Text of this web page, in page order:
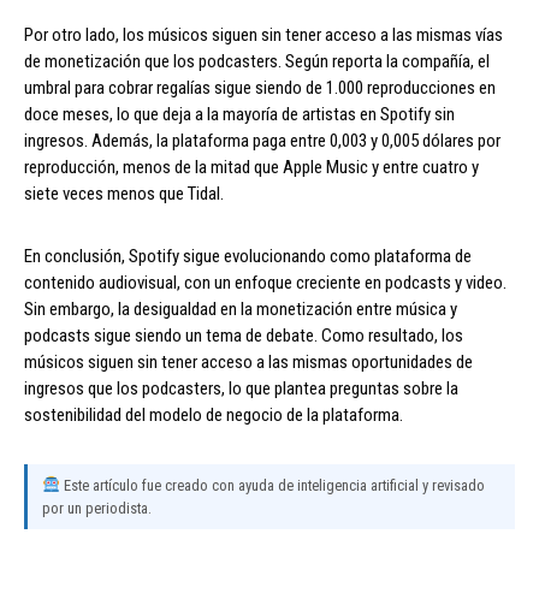
Por otro lado, los músicos siguen sin tener acceso a las mismas vías
de monetización que los podcasters. Según reporta la compañía, el
umbral para cobrar regalías sigue siendo de 1.000 reproducciones en
doce meses, lo que deja a la mayoría de artistas en Spotify sin
ingresos. Además, la plataforma paga entre 0,003 y 0,005 dólares por
reproducción, menos de la mitad que Apple Music y entre cuatro y
siete veces menos que Tidal.
En conclusión, Spotify sigue evolucionando como plataforma de
contenido audiovisual, con un enfoque creciente en podcasts y video.
Sin embargo, la desigualdad en la monetización entre música y
podcasts sigue siendo un tema de debate. Como resultado, los
músicos siguen sin tener acceso a las mismas oportunidades de
ingresos que los podcasters, lo que plantea preguntas sobre la
sostenibilidad del modelo de negocio de la plataforma.
Este artículo fue creado con ayuda de inteligencia artificial y revisado
por un periodista.